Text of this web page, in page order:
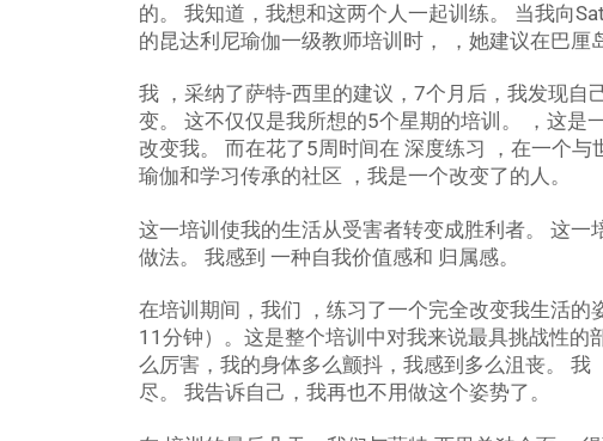
的。 我知道，我想和这两个人一起训练。 当我向
的昆达利尼瑜伽一级教师培训时， ，她建议在巴厘
我 ，采纳了萨特-西里的建议，7个月后，我发现自
变。 这不仅仅是我所想的5个星期的培训。 ，这是
改变我。 而在花了5周时间在 深度练习 ，在一个
瑜伽和学习传承的社区 ，我是一个改变了的人。
这一培训使我的生活从受害者转变成胜利者。 这一
做法。 我感到 一种自我价值感和 归属感。
在培训期间，我们 ，练习了一个完全改变我生活的
11分钟）。这是整个培训中对我来说最具挑战性的
么厉害，我的身体多么颤抖，我感到多么沮丧。 我
尽。 我告诉自己，我再也不用做这个姿势了。